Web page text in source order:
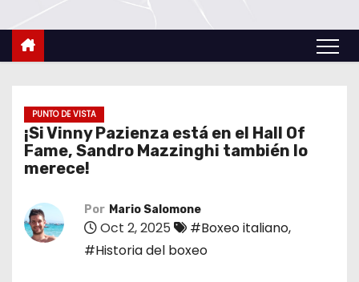
l
PUNTO DE VISTA
¡Si Vinny Pazienza está en el Hall Of
Fame, Sandro Mazzinghi también lo
merece!
Por Mario Salomone
Oct 2, 2025 #Boxeo italiano,
#Historia del boxeo